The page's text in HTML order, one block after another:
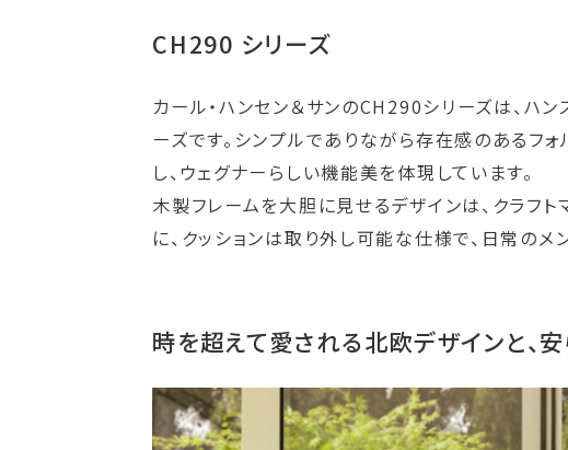
CH290 シリーズ
カール・ハンセン＆サンのCH290シリーズは、ハ
ーズです。シンプルでありながら存在感のあるフ
し、ウェグナーらしい機能美を体現しています。
木製フレームを大胆に見せるデザインは、クラフ
に、クッションは取り外し可能な仕様で、日常のメ
時を超えて愛される北欧デザインと、